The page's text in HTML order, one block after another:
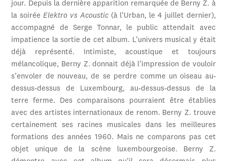
jour. Depuis la dernière apparition remarquée de Berny Z. à
la soiréeElektro vs Acoustic(à l’Urban, le 4 juillet dernier),
accompagné de Serge Tonnar, le public attendait avec
impatience la sortie de cet album. L’univers musical y était
déjà représenté. Intimiste, acoustique et toujours
mélancolique, Berny Z. donnait déjà l’impression de vouloir
s’envoler de nouveau, de se perdre comme un oiseau au-
dessus-dessus de Luxembourg, au-dessus-dessus de la
terre ferme. Des comparaisons pourraient être établies
avec des artistes internationaux de renom. Berny Z. trouve
certainement ses racines musicales dans les meilleures
formations des années 1960. Mais ne comparons pas cet
objet unique de la scène luxembourgeoise. Berny Z.